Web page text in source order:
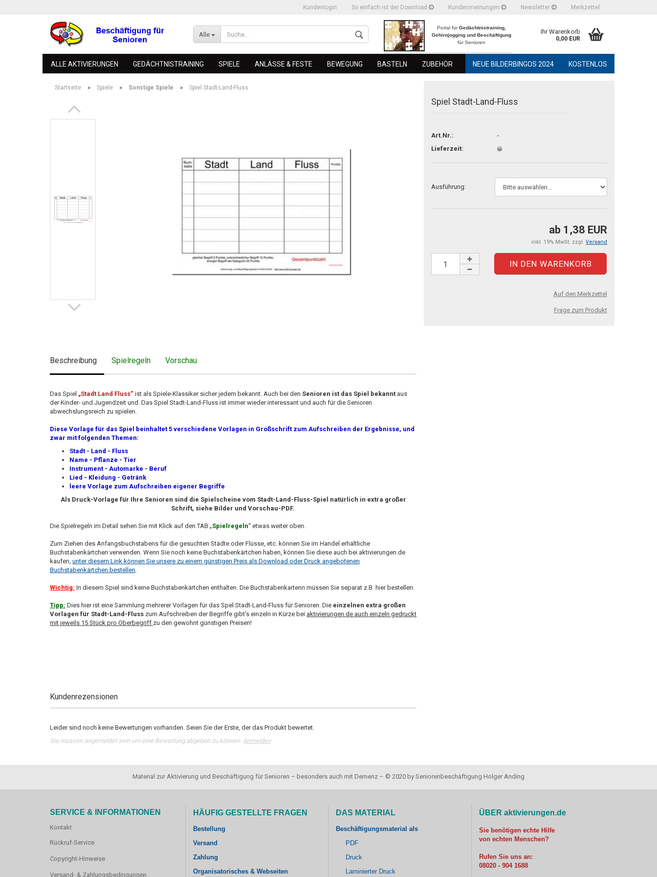
Kundenlogin So einfach ist der Download Kundenmeinungen Newsletter Merkzettel
Alle
Portal fürGedächtnistraining,
Gehirnjogging und Beschäftigung
für Senioren
Ihr Warenkorb
0,00 EUR
ALLE AKTIVIERUNGEN GEDÄCHTNISTRAINING SPIELE ANLÄSSE & FESTE BEWEGUNG BASTELN ZUBEHÖR NEUE BILDERBINGOS 2024 KOSTENLOS
Startseite » Spiele » Sonstige Spiele » Spiel Stadt-Land-Fluss
Spiel Stadt-Land-Fluss
Art.Nr.:
-
Lieferzeit:
Ausführung:
ab 1,38 EUR
inkl. 19% MwSt. zzgl. Versand
Auf den Merkzettel
Frage zum Produkt
Beschreibung Spielregeln Vorschau
Das Spiel „Stadt Land Fluss“ ist als Spiele-Klassiker sicher jedem bekannt. Auch bei den Senioren ist das Spiel bekannt aus
der Kinder- und Jugendzeit und. Das Spiel Stadt-Land-Fluss ist immer wieder interessant und auch für die Senioren
abwechslungsreich zu spielen.
Diese Vorlage für das Spiel beinhaltet 5 verschiedene Vorlagen in Großschrift zum Aufschreiben der Ergebnisse, und
zwar mit folgenden Themen:
Stadt - Land - Fluss
Name - Pflanze - Tier
Instrument - Automarke - Beruf
Lied - Kleidung - Getränk
leere Vorlage zum Aufschreiben eigener Begriffe
Als Druck-Vorlage für Ihre Senioren sind die Spielscheine vom Stadt-Land-Fluss-Spiel natürlich in extra großer
Schrift, siehe Bilder und Vorschau-PDF.
Die Spielregeln im Detail sehen Sie mit Klick auf den TAB „Spielregeln“ etwas weiter oben.
Zum Ziehen des Anfangsbuchstabens für die gesuchten Städte oder Flüsse, etc. können Sie im Handel erhältliche
Buchstabenkärtchen verwenden. Wenn Sie noch keine Buchstabenkärtchen haben, können Sie diese auch bei aktivierungen.de
kaufen, unter diesem Link können Sie unsere zu einem günstigen Preis als Download oder Druck angebotenen
Buchstabenkärtchen bestellen.
Wichtig: In diesem Spiel sind keine Buchstabenkärtchen enthalten. Die Buchstabenkartenn müssen Sie separat z.B. hier bestellen.
Tipp: Dies hier ist eine Sammlung mehrerer Vorlagen für das Spel Stadt-Land-Fluss für Senioren. Die einzelnen extra großen
Vorlagen für Stadt-Land-Fluss zum Aufschreiben der Begriffe gibt‘s einzeln in Kürze bei aktivierungen.de auch einzeln gedruckt
mit jeweils 15 Stück pro Oberbegriff zu den gewohnt günstigen Preisen!
Kundenrezensionen
Leider sind noch keine Bewertungen vorhanden. Seien Sie der Erste, der das Produkt bewertet.
Sie müssen angemeldet sein um eine Bewertung abgeben zu können. Anmelden
Material zur Aktivierung und Beschäftigung für Senioren – besonders auch mit Demenz – © 2020 by Seniorenbeschäftigung Holger Anding
SERVICE & INFORMATIONEN
Kontakt
Rückruf-Service
Copyright-Hinweise
Versand- & Zahlungsbedingungen
HÄUFIG GESTELLTE FRAGEN
Bestellung
Versand
Zahlung
Organisatorisches & Webseiten
DAS MATERIAL
Beschäftigungsmaterial als
PDF
Druck
Laminierter Druck
ÜBER aktivierungen.de
Sie benötigen echte Hilfe
von echten Menschen?
Rufen Sie uns an:
08020 - 904 1688